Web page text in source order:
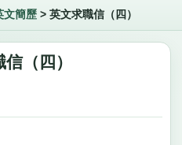
文簡歷> 英文求職信（四）
（四）